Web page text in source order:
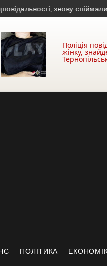
знову спіймали на
Поліція
жінку,
ПОЛІТИКА